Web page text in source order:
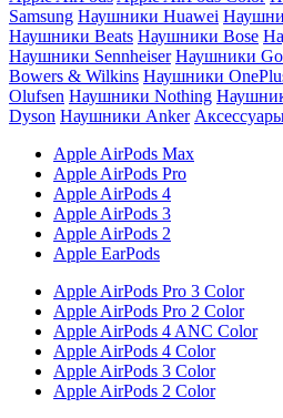
Samsung Наушники Huawei
Наушники Beats Наушники Bose
Наушники Sennheiser Наушники
Bowers & Wilkins Наушники
Olufsen Наушники Nothing
Dyson Наушники Anker
Apple AirPods Max
Apple AirPods Pro
Apple AirPods 4
Apple AirPods 3
Apple AirPods 2
Apple EarPods
Apple AirPods Pro 3 Color
Apple AirPods Pro 2 Color
Apple AirPods 4 ANC Color
Apple AirPods 4 Color
Apple AirPods 3 Color
Apple AirPods 2 Color